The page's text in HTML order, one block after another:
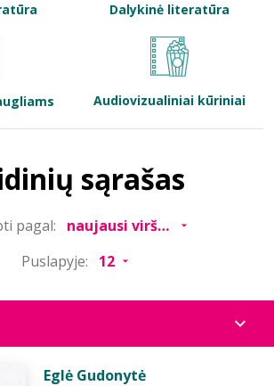
Dalykinė literatūra
Audiovizualiniai kūriniai
sąrašas
pagal:
Puslapyje:
Eglė Gudonytė